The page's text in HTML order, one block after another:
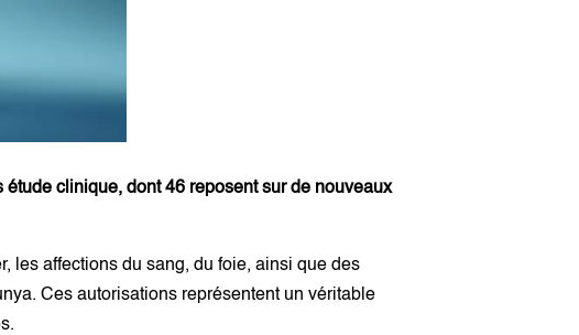
clinique, dont 46 reposent sur de nouveaux
les affections du sang, du foie, ainsi que des
Ces autorisations représentent un véritable